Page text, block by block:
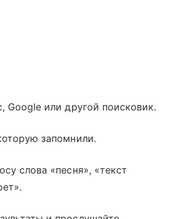
Google или другой поисковик.
запомнили.
слова «песня», «текст